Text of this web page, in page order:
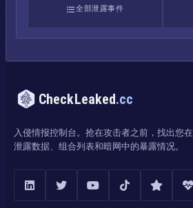
全部泄露事件
CheckLeaked.cc
入侵情报控制台。抢在攻击者之前，找出您在
泄露数据、组合列表和暗网中的暴露情况。